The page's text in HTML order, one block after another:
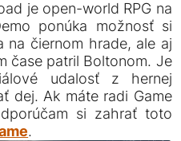
je open-world RPG na
ponúka možnosť si
na čiernom hrade, ale aj
čase patril Boltonom. Je
udalosť z hernej
dej. Ak máte radi Game
si zahrať toto
.